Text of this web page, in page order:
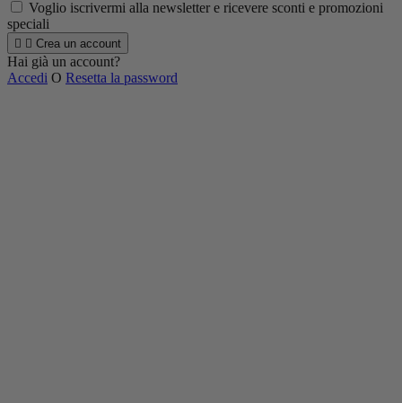
Voglio iscrivermi alla newsletter e ricevere sconti e promozioni
speciali
  Crea un account
Hai già un account?
Accedi O Resetta la password